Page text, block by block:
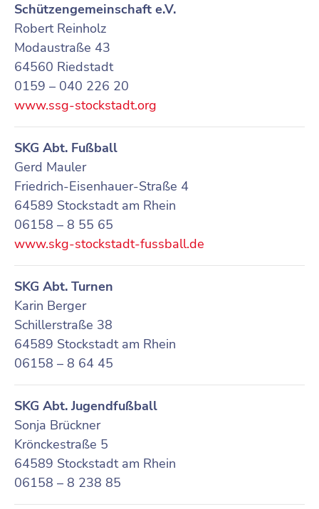
Schützengemeinschaft e.V.
Robert Reinholz
Modaustraße 43
64560 Riedstadt
0159 – 040 226 20
www.ssg-stockstadt.org
SKG Abt. Fußball
Gerd Mauler
Friedrich-Eisenhauer-Straße 4
64589 Stockstadt am Rhein
06158 – 8 55 65
www.skg-stockstadt-fussball.de
SKG Abt. Turnen
Karin Berger
Schillerstraße 38
64589 Stockstadt am Rhein
06158 – 8 64 45
SKG Abt. Jugendfußball
Sonja Brückner
Krönckestraße 5
64589 Stockstadt am Rhein
06158 – 8 238 85